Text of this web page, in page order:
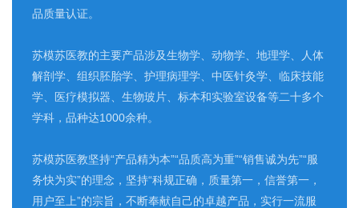
品质量认证。
苏模苏医教的主要产品涉及生物学、动物学、地理学、人体
解剖学、组织胚胎学、护理病理学、中医针灸学、临床技能
学、医疗模拟器、生物玻片、标本和实验室设备等二十多个
学科，品种达1000余种。
苏模苏医教坚持“产品精为本”“品质高为重”“销售诚为先”“服
务快为实”的理念，坚持“科规正确，质量第一，信誉第一，
用户至上”的宗旨，不断奉献自己的卓越产品，实行一流服